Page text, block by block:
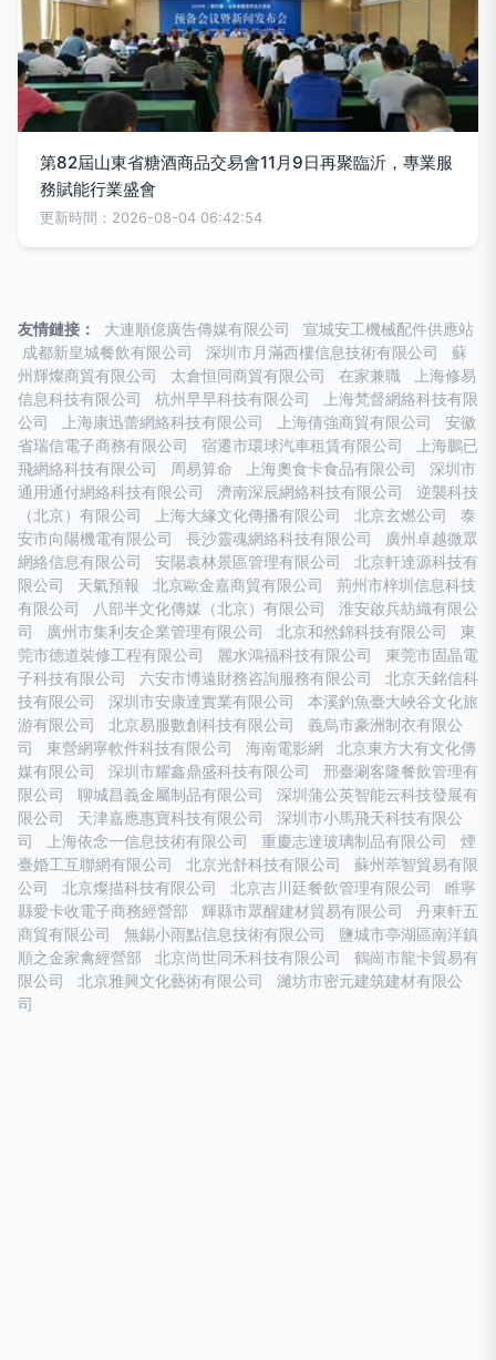
第82屆山東省糖酒商品交易會11月9日再聚臨沂，專業服
務賦能行業盛會
更新時間：2026-08-04 06:42:54
友情鏈接： 大連順億廣告傳媒有限公司
宣城安工機械配件供應站
成都新皇城餐飲有限公司
深圳市月滿西樓信息技術有限公司
蘇
州輝燦商貿有限公司
太倉恒同商貿有限公司 在家兼職
上海修易
信息科技有限公司
杭州早早科技有限公司
上海梵督網絡科技有限
公司
上海康迅蕾網絡科技有限公司 上海倩強商貿有限公司
安徽
省瑞信電子商務有限公司
宿遷市環球汽車租賃有限公司
上海鵬已
飛網絡科技有限公司
周易算命 上海奧食卡食品有限公司
深圳市
通用通付網絡科技有限公司
濟南深辰網絡科技有限公司
逆襲科技
（北京）有限公司
上海大緣文化傳播有限公司 北京玄燃公司
泰
安市向陽機電有限公司
長沙靈魂網絡科技有限公司
廣州卓越微眾
網絡信息有限公司
安陽袁林景區管理有限公司
北京軒達源科技有
限公司
天氣預報 北京歐金嘉商貿有限公司
荊州市梓圳信息科技
有限公司
八部半文化傳媒（北京）有限公司
淮安啟兵紡織有限公
司
廣州市集利友企業管理有限公司 北京和然錦科技有限公司
東
莞市德道裝修工程有限公司
麗水鴻福科技有限公司
東莞市固晶電
子科技有限公司
六安市博遠財務咨詢服務有限公司
北京天銘信科
技有限公司
深圳市安康達實業有限公司
本溪釣魚臺大峽谷文化旅
游有限公司
北京易服數創科技有限公司
義烏市豪洲制衣有限公
司
東營網寧軟件科技有限公司 海南電影網
北京東方大有文化傳
媒有限公司
深圳市耀鑫鼎盛科技有限公司
邢臺涮客隆餐飲管理有
限公司
聊城昌義金屬制品有限公司
深圳蒲公英智能云科技發展有
限公司
天津嘉應惠寶科技有限公司
深圳市小馬飛天科技有限公
司
上海依念一信息技術有限公司 重慶志達玻璃制品有限公司
煙
臺婚工互聯網有限公司
北京光舒科技有限公司
蘇州萃智貿易有限
公司
北京燦描科技有限公司 北京吉川廷餐飲管理有限公司
睢寧
縣愛卡收電子商務經營部
輝縣市眾醒建材貿易有限公司
丹東軒五
商貿有限公司
無錫小雨點信息技術有限公司
鹽城市亭湖區南洋鎮
順之金家禽經營部
北京尚世同禾科技有限公司
鶴崗市龍卡貿易有
限公司
北京雅興文化藝術有限公司
濰坊市密元建筑建材有限公
司